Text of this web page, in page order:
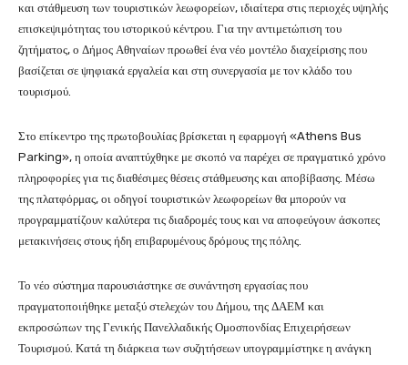
και στάθμευση των τουριστικών λεωφορείων, ιδιαίτερα στις περιοχές υψηλής
επισκεψιμότητας του ιστορικού κέντρου. Για την αντιμετώπιση του
ζητήματος, ο Δήμος Αθηναίων προωθεί ένα νέο μοντέλο διαχείρισης που
βασίζεται σε ψηφιακά εργαλεία και στη συνεργασία με τον κλάδο του
τουρισμού.
Στο επίκεντρο της πρωτοβουλίας βρίσκεται η εφαρμογή «Athens Bus
Parking», η οποία αναπτύχθηκε με σκοπό να παρέχει σε πραγματικό χρόνο
πληροφορίες για τις διαθέσιμες θέσεις στάθμευσης και αποβίβασης. Μέσω
της πλατφόρμας, οι οδηγοί τουριστικών λεωφορείων θα μπορούν να
προγραμματίζουν καλύτερα τις διαδρομές τους και να αποφεύγουν άσκοπες
μετακινήσεις στους ήδη επιβαρυμένους δρόμους της πόλης.
Το νέο σύστημα παρουσιάστηκε σε συνάντηση εργασίας που
πραγματοποιήθηκε μεταξύ στελεχών του Δήμου, της ΔΑΕΜ και
εκπροσώπων της Γενικής Πανελλαδικής Ομοσπονδίας Επιχειρήσεων
Τουρισμού. Κατά τη διάρκεια των συζητήσεων υπογραμμίστηκε η ανάγκη